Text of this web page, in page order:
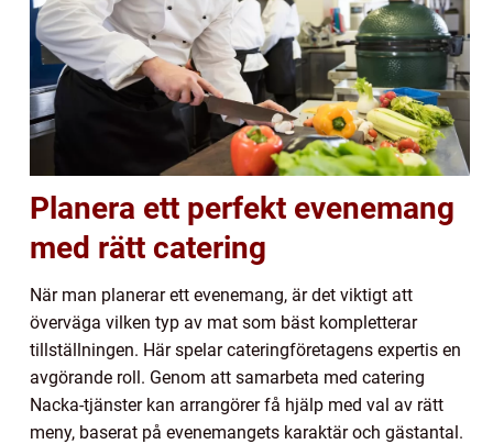
Planera ett perfekt evenemang
med rätt catering
När man planerar ett evenemang, är det viktigt att
överväga vilken typ av mat som bäst kompletterar
tillställningen. Här spelar cateringföretagens expertis en
avgörande roll. Genom att samarbeta med catering
Nacka-tjänster kan arrangörer få hjälp med val av rätt
meny, baserat på evenemangets karaktär och gästantal.